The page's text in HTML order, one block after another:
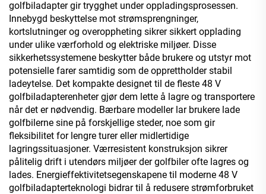
golfbiladapter gir trygghet under oppladingsprosessen.
Innebygd beskyttelse mot strømsprengninger,
kortslutninger og overoppheting sikrer sikkert opplading
under ulike værforhold og elektriske miljøer. Disse
sikkerhetssystemene beskytter både brukere og utstyr mot
potensielle farer samtidig som de opprettholder stabil
ladeytelse. Det kompakte designet til de fleste 48 V
golfbiladapterenheter gjør dem lette å lagre og transportere
når det er nødvendig. Bærbare modeller lar brukere lade
golfbilerne sine på forskjellige steder, noe som gir
fleksibilitet for lengre turer eller midlertidige
lagringssituasjoner. Værresistent konstruksjon sikrer
pålitelig drift i utendørs miljøer der golfbiler ofte lagres og
lades. Energieffektivitetsegenskapene til moderne 48 V
golfbiladapterteknologi bidrar til å redusere strømforbruket